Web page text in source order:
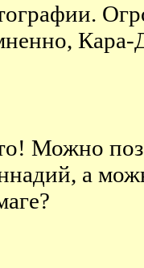
Кара-
Можно
а